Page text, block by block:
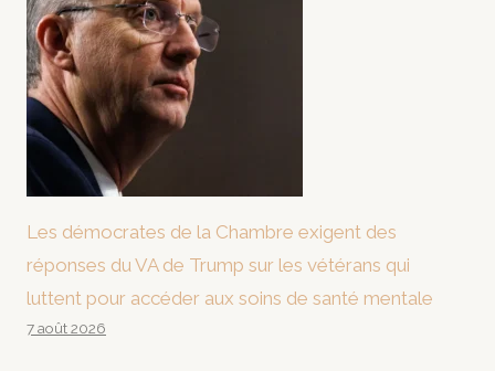
Les démocrates de la Chambre exigent des
réponses du VA de Trump sur les vétérans qui
luttent pour accéder aux soins de santé mentale
7 août 2026